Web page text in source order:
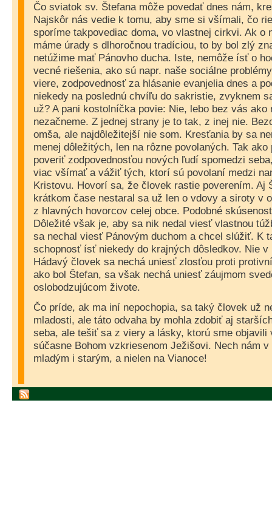
Čo sviatok sv. Štefana môže povedať dnes nám,
Najskôr nás vedie k tomu, aby sme si všímali, čo
sporíme takpovediac doma, vo vlastnej cirkvi. Ak o
máme úrady s dlhoročnou tradíciou, to by bol zlý
netúžime mať Pánovho ducha. Iste, nemôže ísť o
vecné riešenia, ako sú napr. naše sociálne
viere, zodpovednosť za hlásanie evanjelia dnes a
niekedy na poslednú chvíľu do sakristie, zvyknem
už? A pani kostolníčka povie: Nie, lebo bez vás ako
nezačneme. Z jednej strany je to tak, z inej nie.
omša, ale najdôležitejší nie som. Kresťania by sa
menej dôležitých, len na rôzne povolaných. Tak
poveriť zodpovednosťou nových ľudí spomedzi
viac všímať a vážiť tých, ktorí sú povolaní medzi
Kristovu. Hovorí sa, že človek rastie poverením. Aj
krátkom čase nestaral sa už len o vdovy a siroty v
z hlavných hovorcov celej obce. Podobné
Dôležité však je, aby sa nik nedal viesť vlastnou
sa nechal viesť Pánovým duchom a chcel slúžiť. K
schopnosť ísť niekedy do krajných dôsledkov. Nie
Hádavý človek sa nechá uniesť zlosťou proti
ako bol Štefan, sa však nechá uniesť záujmom
oslobodzujúcom živote.
Čo príde, ak ma iní nepochopia, sa taký človek už
mladosti, ale táto odvaha by mohla zdobiť aj
seba, ale tešiť sa z viery a lásky, ktorú sme objavili
súčasne Bohom vzkriesenom Ježišovi. Nech nám v
mladým i starým, a nielen na Vianoce!